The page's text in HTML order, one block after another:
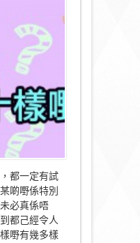
都一定有試
啲嘢係特別
必真係唔
都己經令人
嘢有幾多樣